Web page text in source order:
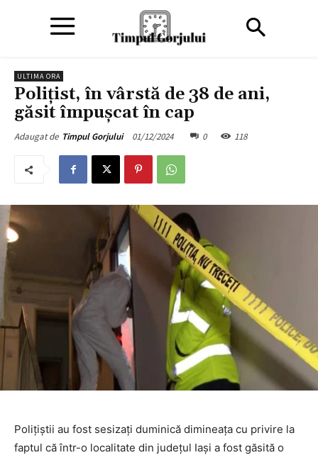
ULTIMA ORA
Poliţist, în vârstă de 38 de ani,
găsit împuşcat în cap
Adaugat de Timpul Gorjului 01/12/2024 0 118
Polițiștii au fost sesizați duminică dimineața cu privire la
faptul că într-o localitate din județul Iași a fost găsită o